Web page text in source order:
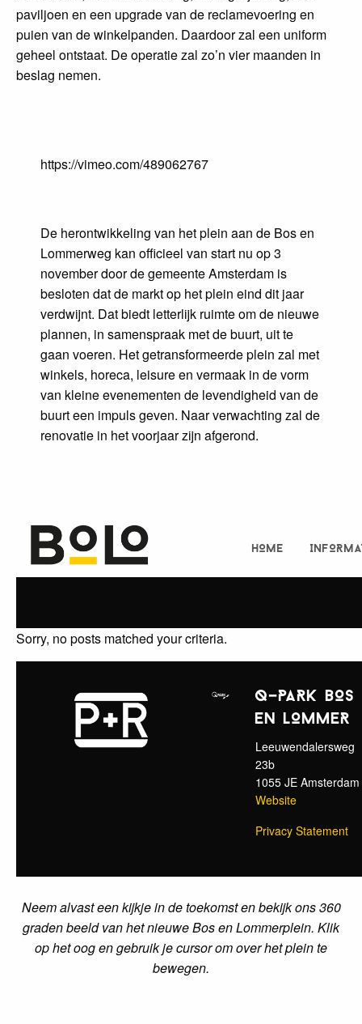
paviljoen en een upgrade van de reclamevoering en
puien van de winkelpanden. Daardoor zal een uniform
geheel ontstaat. De operatie zal zo’n vier maanden in
beslag nemen.
https://vimeo.com/489062767
De herontwikkeling van het plein aan de Bos en
Lommerweg kan officieel van start nu op 3
november door de gemeente Amsterdam is
besloten dat de markt op het plein eind dit jaar
verdwijnt. Dat biedt letterlijk ruimte om de nieuwe
plannen, in samenspraak met de buurt, uit te
gaan voeren. Het getransformeerde plein zal met
winkels, horeca, leisure en vermaak in de vorm
van kleine evenementen de levendigheid van de
buurt een impuls geven. Naar verwachting zal de
renovatie in het voorjaar zijn afgerond.
Neem alvast een kijkje in de toekomst en bekijk ons 360
graden beeld van het nieuwe Bos en Lommerplein. Klik
op het oog en gebruik je cursor om over het plein te
bewegen.